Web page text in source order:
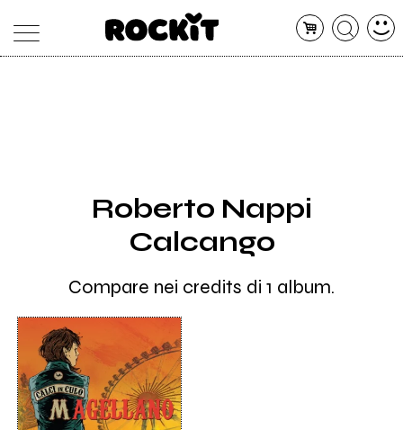
RADIORoberto Nappi
Calcango
Compare nei credits di 1 album.